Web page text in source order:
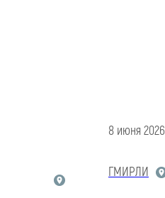
8 июня 2026
ГМИРЛИ